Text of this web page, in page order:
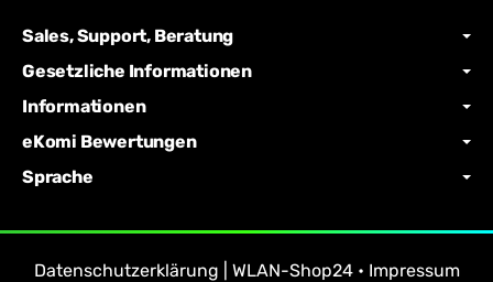
Sales, Support, Beratung
Gesetzliche Informationen
Informationen
eKomi Bewertungen
Sprache
Datenschutzerklärung | WLAN-Shop24 • Impressum